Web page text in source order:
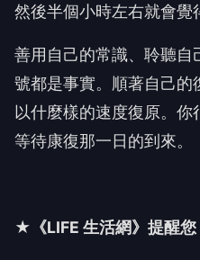
然後半個小時左右就會覺
善用自己的常識、聆聽
號都是事實。順著自己
以什麼樣的速度復原。
等待康復那一日的到來。
★《LIFE 生活網》提醒您